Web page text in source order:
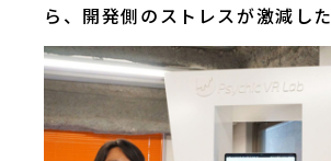
ら、開発側のストレスが激減した